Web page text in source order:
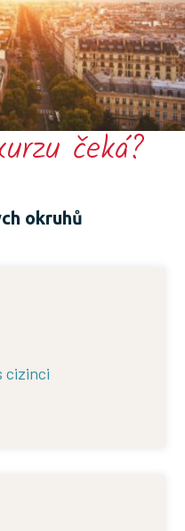
čeká?
okruhů
cizinci